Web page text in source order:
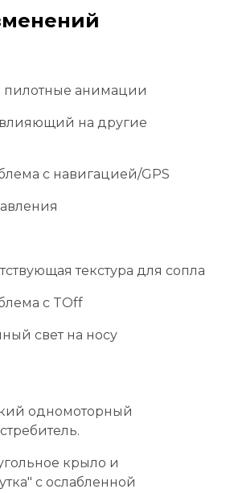
анимации
влияющий на другие
с навигацией/GPS
текстура для сопла
с TOff
свет на носу
одномоторный
крыло и
с ослабленной